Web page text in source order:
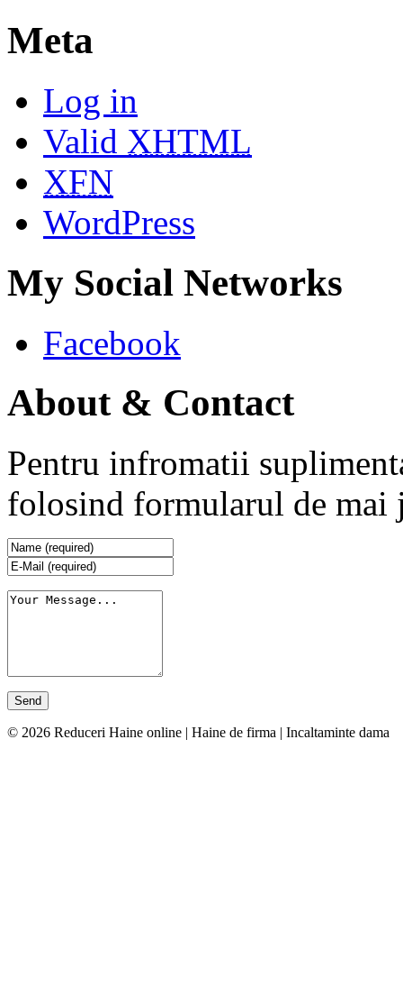
Meta
Log in
Valid XHTML
XFN
WordPress
My Social Networks
Facebook
About & Contact
Pentru infromatii
folosind formularul de mai
© 2026 Reduceri Haine online | Haine de firma | Incaltaminte dama